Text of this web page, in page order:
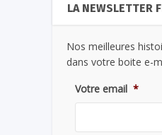
LA NEWSLETTER
Nos meilleures
dans votre boite e-
Votre email *